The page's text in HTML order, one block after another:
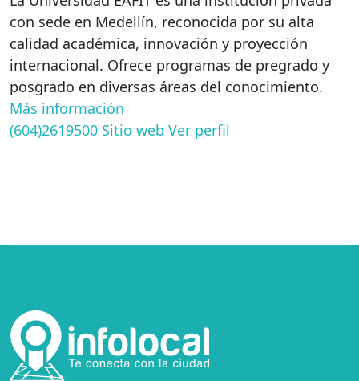
con sede en Medellín, reconocida por su alta
calidad académica, innovación y proyección
internacional. Ofrece programas de pregrado y
posgrado en diversas áreas del conocimiento.
Más información
(604)2619500 Sitio web Ver perfil